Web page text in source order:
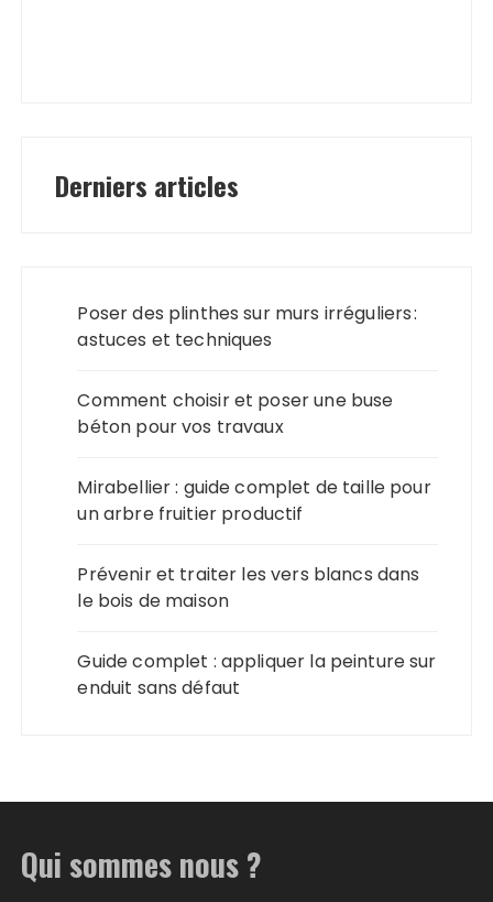
Derniers articles
Poser des plinthes sur murs irréguliers :
astuces et techniques
Comment choisir et poser une buse
béton pour vos travaux
Mirabellier : guide complet de taille pour
un arbre fruitier productif
Prévenir et traiter les vers blancs dans
le bois de maison
Guide complet : appliquer la peinture sur
enduit sans défaut
Qui sommes nous ?